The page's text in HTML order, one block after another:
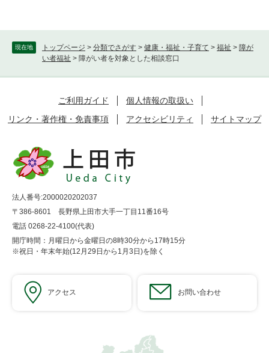
現在地 トップページ > 分類でさがす > 健康・福祉・子育て > 福祉 > 障が
い者福祉 > 障がい者を対象とした相談窓口
ご利用ガイド
個人情報の取扱い
リンク・著作権・免責事項
アクセシビリティ サイトマップ
法人番号:2000020202037
〒386-8601 長野県上田市大手一丁目11番16号
電話 0268-22-4100(代表)
開庁時間：月曜日から金曜日の8時30分から17時15分
※祝日・年末年始(12月29日から1月3日)を除く
アクセス お問い合わせ